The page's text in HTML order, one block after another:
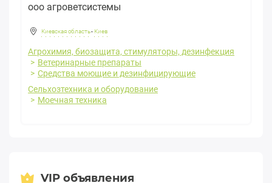
ооо агроветсистемы
Киевская область- Киев
Агрохимия, биозащита, стимуляторы, дезинфекция
Ветеринарные препараты
Средства моющие и дезинфицирующие
Сельхозтехника и оборудование
Моечная техника
VIP объявления